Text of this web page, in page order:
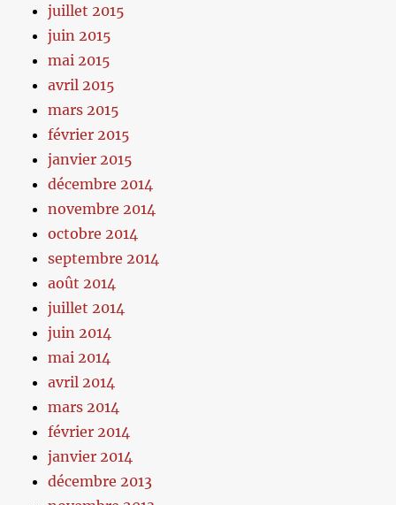
juillet 2015
juin 2015
mai 2015
avril 2015
mars 2015
février 2015
janvier 2015
décembre 2014
novembre 2014
octobre 2014
septembre 2014
août 2014
juillet 2014
juin 2014
mai 2014
avril 2014
mars 2014
février 2014
janvier 2014
décembre 2013